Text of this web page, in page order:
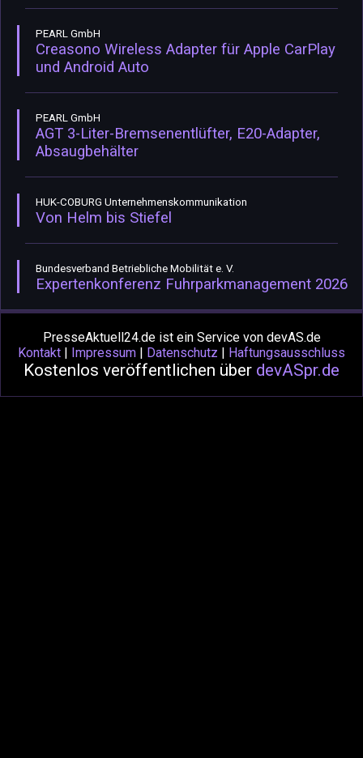
PEARL GmbH
Creasono Wireless Adapter für Apple CarPlay
und Android Auto
PEARL GmbH
AGT 3-Liter-Bremsenentlüfter, E20-Adapter,
Absaugbehälter
HUK-COBURG Unternehmenskommunikation
Von Helm bis Stiefel
Bundesverband Betriebliche Mobilität e. V.
Expertenkonferenz Fuhrparkmanagement 2026
PresseAktuell24.de ist ein Service von devAS.de
Kontakt | Impressum | Datenschutz | Haftungsausschluss
Kostenlos veröffentlichen über devASpr.de